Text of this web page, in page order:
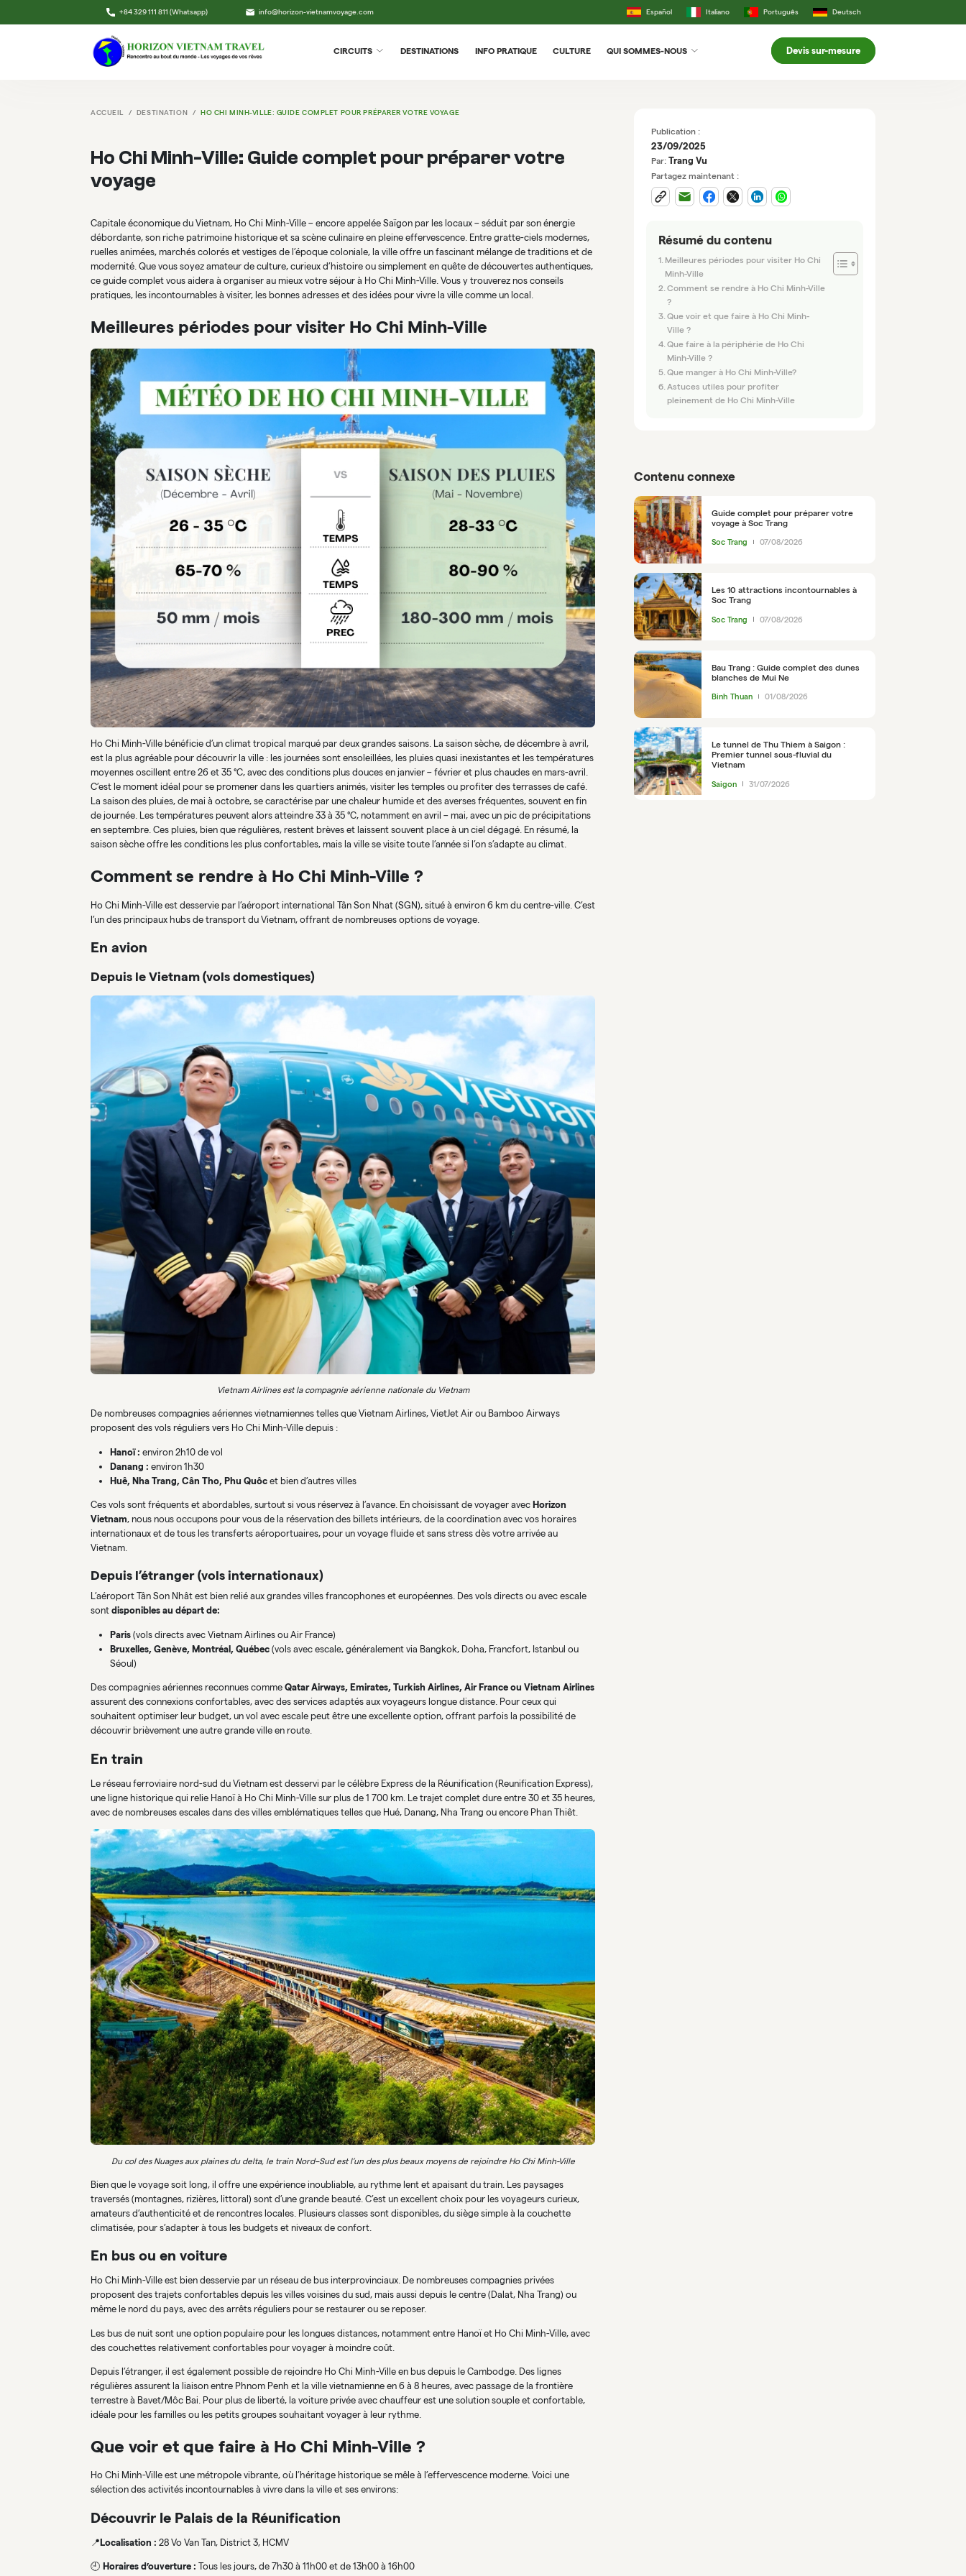
+84 329 111 811 (Whatsapp) info@horizon-vietnamvoyage.com Español Italiano Português Deutsch
CIRCUITS DESTINATIONS INFO PRATIQUE CULTURE QUI SOMMES-NOUS Devis sur-mesure
ACCUEIL DESTINATION HO CHI MINH-VILLE: GUIDE COMPLET POUR PRÉPARER VOTRE VOYAGE
Ho Chi Minh-Ville: Guide complet pour préparer votre
voyage
Capitale économique du Vietnam, Ho Chi Minh-Ville – encore appelée Saïgon par les locaux – séduit par son énergie
débordante, son riche patrimoine historique et sa scène culinaire en pleine effervescence. Entre gratte-ciels modernes,
ruelles animées, marchés colorés et vestiges de l’époque coloniale, la ville offre un fascinant mélange de traditions et de
modernité. Que vous soyez amateur de culture, curieux d’histoire ou simplement en quête de découvertes authentiques,
ce guide complet vous aidera à organiser au mieux votre séjour à Ho Chi Minh-Ville. Vous y trouverez nos conseils
pratiques, les incontournables à visiter, les bonnes adresses et des idées pour vivre la ville comme un local.
Meilleures périodes pour visiter Ho Chi Minh-Ville
Ho Chi Minh-Ville bénéficie d’un climat tropical marqué par deux grandes saisons. La saison sèche, de décembre à avril,
est la plus agréable pour découvrir la ville : les journées sont ensoleillées, les pluies quasi inexistantes et les températures
moyennes oscillent entre 26 et 35 °C, avec des conditions plus douces en janvier – février et plus chaudes en mars-avril.
C’est le moment idéal pour se promener dans les quartiers animés, visiter les temples ou profiter des terrasses de café.
La saison des pluies, de mai à octobre, se caractérise par une chaleur humide et des averses fréquentes, souvent en fin
de journée. Les températures peuvent alors atteindre 33 à 35 °C, notamment en avril – mai, avec un pic de précipitations
en septembre. Ces pluies, bien que régulières, restent brèves et laissent souvent place à un ciel dégagé. En résumé, la
saison sèche offre les conditions les plus confortables, mais la ville se visite toute l’année si l’on s’adapte au climat.
Comment se rendre à Ho Chi Minh-Ville ?
Ho Chi Minh-Ville est desservie par l’aéroport international Tân Son Nhat (SGN), situé à environ 6 km du centre-ville. C’est
l’un des principaux hubs de transport du Vietnam, offrant de nombreuses options de voyage.
En avion
Depuis le Vietnam (vols domestiques)
Vietnam Airlines est la compagnie aérienne nationale du Vietnam
De nombreuses compagnies aériennes vietnamiennes telles que Vietnam Airlines, VietJet Air ou Bamboo Airways
proposent des vols réguliers vers Ho Chi Minh-Ville depuis :
Hanoï : environ 2h10 de vol
Danang : environ 1h30
Huê, Nha Trang, Cân Tho, Phu Quôcet bien d’autres villes
Ces vols sont fréquents et abordables, surtout si vous réservez à l’avance. En choisissant de voyager avec Horizon
Vietnam, nous nous occupons pour vous de la réservation des billets intérieurs, de la coordination avec vos horaires
internationaux et de tous les transferts aéroportuaires, pour un voyage fluide et sans stress dès votre arrivée au
Vietnam.
Depuis l’étranger (vols internationaux)
L’aéroport Tân Son Nhât est bien relié aux grandes villes francophones et européennes. Des vols directs ou avec escale
sont disponibles au départ de:
Paris(vols directs avec Vietnam Airlines ou Air France)
Bruxelles, Genève, Montréal, Québec(vols avec escale, généralement via Bangkok, Doha, Francfort, Istanbul ou
Séoul)
Des compagnies aériennes reconnues comme Qatar Airways, Emirates, Turkish Airlines, Air France ou Vietnam Airlines
assurent des connexions confortables, avec des services adaptés aux voyageurs longue distance. Pour ceux qui
souhaitent optimiser leur budget, un vol avec escale peut être une excellente option, offrant parfois la possibilité de
découvrir brièvement une autre grande ville en route.
En train
Le réseau ferroviaire nord-sud du Vietnam est desservi par le célèbre Express de la Réunification (Reunification Express),
une ligne historique qui relie Hanoï à Ho Chi Minh-Ville sur plus de 1 700 km. Le trajet complet dure entre 30 et 35 heures,
avec de nombreuses escales dans des villes emblématiques telles que Hué, Danang, Nha Trang ou encore Phan Thiêt.
Du col des Nuages aux plaines du delta, le train Nord–Sud est l’un des plus beaux moyens de rejoindre Ho Chi Minh-Ville
Bien que le voyage soit long, il offre une expérience inoubliable, au rythme lent et apaisant du train. Les paysages
traversés (montagnes, rizières, littoral) sont d’une grande beauté. C’est un excellent choix pour les voyageurs curieux,
amateurs d’authenticité et de rencontres locales. Plusieurs classes sont disponibles, du siège simple à la couchette
climatisée, pour s’adapter à tous les budgets et niveaux de confort.
En bus ou en voiture
Ho Chi Minh-Ville est bien desservie par un réseau de bus interprovinciaux. De nombreuses compagnies privées
proposent des trajets confortables depuis les villes voisines du sud, mais aussi depuis le centre (Dalat, Nha Trang) ou
même le nord du pays, avec des arrêts réguliers pour se restaurer ou se reposer.
Les bus de nuit sont une option populaire pour les longues distances, notamment entre Hanoï et Ho Chi Minh-Ville, avec
des couchettes relativement confortables pour voyager à moindre coût.
Depuis l’étranger, il est également possible de rejoindre Ho Chi Minh-Ville en bus depuis le Cambodge. Des lignes
régulières assurent la liaison entre Phnom Penh et la ville vietnamienne en 6 à 8 heures, avec passage de la frontière
terrestre à Bavet/Môc Bai. Pour plus de liberté, la voiture privée avec chauffeur est une solution souple et confortable,
idéale pour les familles ou les petits groupes souhaitant voyager à leur rythme.
Que voir et que faire à Ho Chi Minh-Ville ?
Ho Chi Minh-Ville est une métropole vibrante, où l’héritage historique se mêle à l’effervescence moderne. Voici une
sélection des activités incontournables à vivre dans la ville et ses environs:
Découvrir le Palais de la Réunification
📍Localisation : 28 Vo Van Tan, District 3, HCMV
🕘 Horaires d’ouverture : Tous les jours, de 7h30 à 11h00 et de 13h00 à 16h00
Publication :
23/09/2025
Par: Trang Vu
Partagez maintenant :
Résumé du contenu
Meilleures périodes pour visiter Ho Chi
Minh-Ville
Comment se rendre à Ho Chi Minh-Ville
?
Que voir et que faire à Ho Chi Minh-
Ville ?
Que faire à la périphérie de Ho Chi
Minh-Ville ?
Que manger à Ho Chi Minh-Ville?
Astuces utiles pour profiter
pleinement de Ho Chi Minh-Ville
Contenu connexe
Guide complet pour préparer votre
voyage à Soc Trang
Soc Trang 07/08/2026
Les 10 attractions incontournables à
Soc Trang
Soc Trang 07/08/2026
Bau Trang : Guide complet des dunes
blanches de Mui Ne
Binh Thuan 01/08/2026
Le tunnel de Thu Thiem à Saigon :
Premier tunnel sous-fluvial du
Vietnam
Saigon 31/07/2026